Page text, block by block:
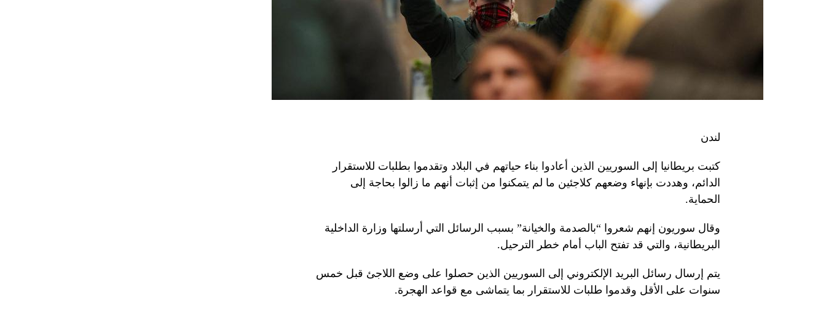
لندن
كتبت بريطانيا إلى السوريين الذين أعادوا بناء حياتهم في البلاد وتقدموا بطلبات للاستقرار
الدائم، وهددت بإنهاء وضعهم كلاجئين ما لم يتمكنوا من إثبات أنهم ما زالوا بحاجة إلى
الحماية.
وقال سوريون إنهم شعروا “بالصدمة والخيانة” بسبب الرسائل التي أرسلتها وزارة الداخلية
البريطانية، والتي قد تفتح الباب أمام خطر الترحيل.
يتم إرسال رسائل البريد الإلكتروني إلى السوريين الذين حصلوا على وضع اللاجئ قبل خمس
سنوات على الأقل وقدموا طلبات للاستقرار بما يتماشى مع قواعد الهجرة.